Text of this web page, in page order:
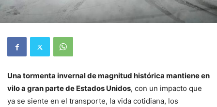
Una tormenta invernal de magnitud histórica mantiene en
vilo a gran parte de Estados Unidos, con un impacto que
ya se siente en el transporte, la vida cotidiana, los